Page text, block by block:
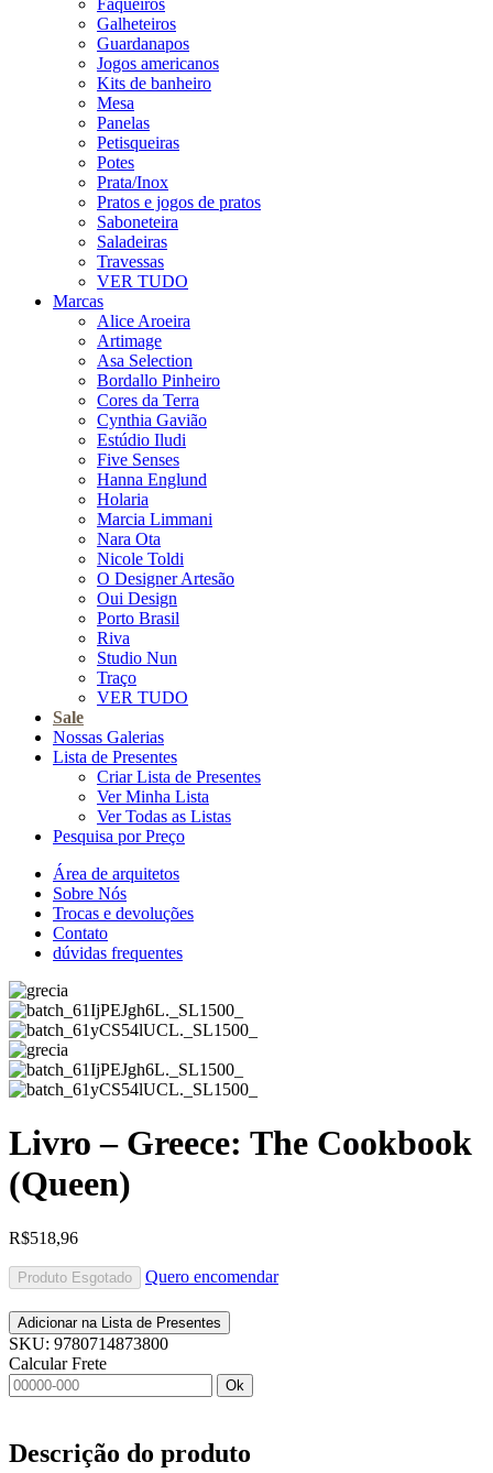
Faqueiros
Galheteiros
Guardanapos
Jogos americanos
Kits de banheiro
Mesa
Panelas
Petisqueiras
Potes
Prata/Inox
Pratos e jogos de pratos
Saboneteira
Saladeiras
Travessas
VER TUDO
Marcas
Alice Aroeira
Artimage
Asa Selection
Bordallo Pinheiro
Cores da Terra
Cynthia Gavião
Estúdio Iludi
Five Senses
Hanna Englund
Holaria
Marcia Limmani
Nara Ota
Nicole Toldi
O Designer Artesão
Oui Design
Porto Brasil
Riva
Studio Nun
Traço
VER TUDO
Sale
Nossas Galerias
Lista de Presentes
Criar Lista de Presentes
Ver Minha Lista
Ver Todas as Listas
Pesquisa por Preço
Área de arquitetos
Sobre Nós
Trocas e devoluções
Contato
dúvidas frequentes
Livro – Greece: The Cookbook
(Queen)
R$518,96
Produto Esgotado Quero encomendar
Adicionar na Lista de Presentes
SKU: 9780714873800
Calcular Frete
Ok
Descrição do produto